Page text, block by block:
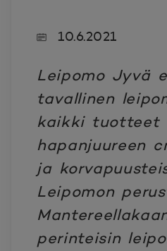
10.6.2021
Leipomo Jyvä
tavallinen
kaikki tuotteet
hapanjuureen
ja
Leipomon
perinteisin